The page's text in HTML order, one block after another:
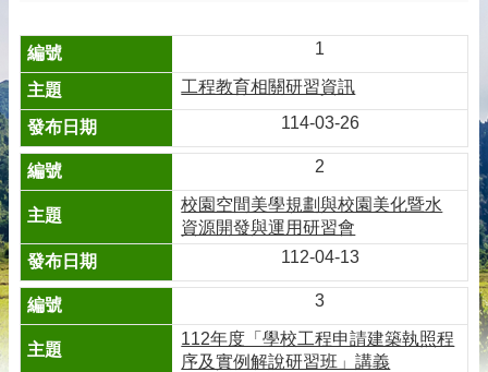
1
工程教育相關研習資訊
114-03-26
2
校園空間美學規劃與校園美化暨水
資源開發與運用研習會
112-04-13
3
112年度「學校工程申請建築執照程
序及實例解說研習班」講義